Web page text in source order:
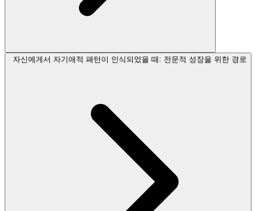
자신에게서 자기애적 패턴이 인식되었을 때: 전문적 성장을 위한 경로